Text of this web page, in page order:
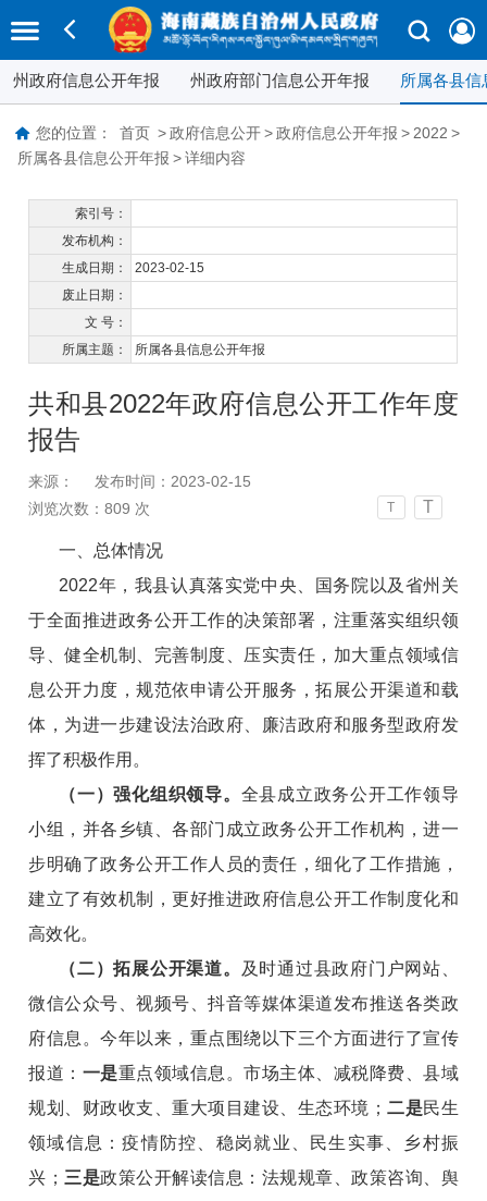
州政府信息公开年报 州政府部门信息公开年报 所属各县
您的位置： 首页 > 政府信息公开 > 政府信息公开年报 > 2022 >
所属各县信息公开年报 > 详细内容
索引号：
发布机构：
生成日期：
2023-02-15
废止日期：
文 号：
所属主题：
所属各县信息公开年报
共和县2022年政府信息公开工作年度
报告
来源：
发布时间：2023-02-15
浏览次数：809 次 T T
一、总体情况
2022年，我县认真落实党中央、国务院以及省州关
于全面推进政务公开工作的决策部署，注重落实组织领
导、健全机制、完善制度、压实责任，加大重点领域信
息公开力度，规范依申请公开服务，拓展公开渠道和载
体，为进一步建设法治政府、廉洁政府和服务型政府发
挥了积极作用。
（一）强化组织领导。 全县成立政务公开工作领导
小组，并各乡镇、各部门成立政务公开工作机构，进一
步明确了政务公开工作人员的责任，细化了工作措施，
建立了有效机制，更好推进政府信息公开工作制度化和
高效化。
（二）拓展公开渠道。
及时通过县政府门户网站、
微信公众号、视频号、抖音等媒体渠道发布推送各类政
府信息。今年以来，重点围绕以下三个方面进行了宣传
报道： 一是重点领域信息。市场主体、减税降费、县域
规划、财政收支、重大项目建设、生态环境； 二是民生
领域信息：疫情防控、稳岗就业、民生实事、乡村振
兴； 三是政策公开解读信息：法规规章、政策咨询、舆